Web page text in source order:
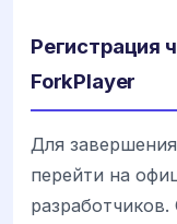
Регистрация
ForkPlayer
Для
перейти на